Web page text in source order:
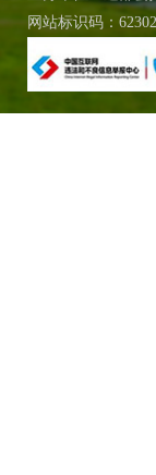
网站标识码：